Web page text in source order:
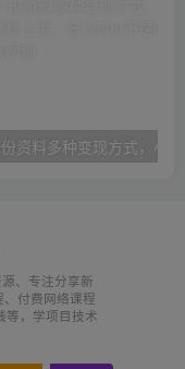
、专注分享新
付费网络课程
等，学项目技术